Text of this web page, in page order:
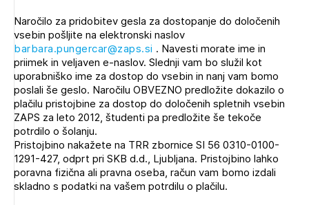
Naročilo za pridobitev gesla za dostopanje do določenih
vsebin pošljite na elektronski naslov
barbara.pungercar@zaps.si . Navesti morate ime in
priimek in veljaven e-naslov. Slednji vam bo služil kot
uporabniško ime za dostop do vsebin in nanj vam bomo
poslali še geslo. Naročilu OBVEZNO predložite dokazilo o
plačilu pristojbine za dostop do določenih spletnih vsebin
ZAPS za leto 2012, študenti pa predložite še tekoče
potrdilo o šolanju.
Pristojbino nakažete na TRR zbornice SI 56 0310-0100-
1291-427, odprt pri SKB d.d., Ljubljana. Pristojbino lahko
poravna fizična ali pravna oseba, račun vam bomo izdali
skladno s podatki na vašem potrdilu o plačilu.
NAPREJ